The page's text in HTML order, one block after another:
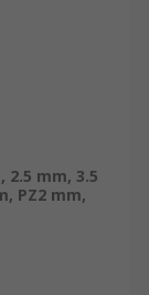
2.5 mm, 3.5
PZ2 mm,